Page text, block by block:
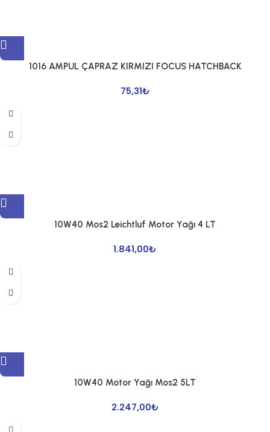
1016 AMPUL ÇAPRAZ KIRMIZI FOCUS HATCHBACK
75,31₺
10W40 Mos2 Leichtluf Motor Yağı 4 LT
1.841,00₺
10W40 Motor Yağı Mos2 5LT
2.247,00₺